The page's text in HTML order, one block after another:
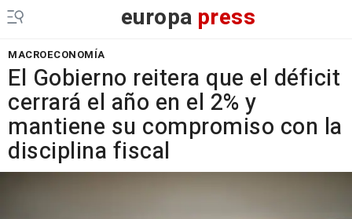
europa press
MACROECONOMÍA
El Gobierno reitera que el déficit
cerrará el año en el 2% y
mantiene su compromiso con la
disciplina fiscal